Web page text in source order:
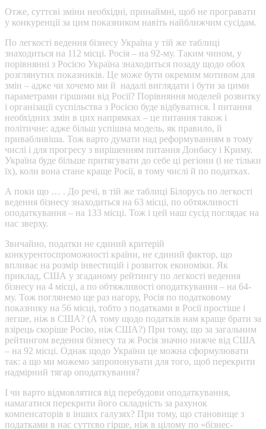
Отже, суттєві зміни необхідні, принаймні, щоб не програвати
у конкуренції за цим показником навіть найближчим сусідам.
По легкості ведення бізнесу Україна у тій же таблиці
знаходиться на 112 місці. Росія – на 92-му. Таким чином, у
порівнянні з Росією Україна знаходиться позаду щодо обох
розглянутих показників. Це може бути окремим мотивом для
змін – адже чи хочемо ми й надалі виглядати і бути за цими
параметрами гіршими від Росії? Порівняння моделей розвитку
і організації суспільства з Росією буде відбуватися. І питання
необхідних змін в цих напрямках – це питання також і
політичне: адже більш успішна модель, як правило, й
привабливіша. Тож варто думати над реформуванням в тому
числі і для прогресу з вирішенням питання Донбасу і Криму.
Україна буде більше притягувати до себе ці регіони (і не тільки
їх), коли вона стане краще Росії, в тому числі й по податках.
А поки що … . До речі, в тій же таблиці Білорусь по легкості
ведення бізнесу знаходиться на 63 місці, по обтяжливості
оподаткування – на 133 місці. Тож і цей наш сусід поглядає на
нас зверху.
Звичайно, податки не єдиний критерій
конкурентоспроможності країни, не єдиний фактор, що
впливає на розмір інвестицій і розвиток економіки. Як
приклад, США у згаданому рейтингу по легкості ведення
бізнесу на 4 місці, а по обтяжливості оподаткування – на 64-
му. Тож поглянемо ще раз нагору, Росія по податковому
показнику на 56 місці, тобто з податками в Росії простіше і
легше, ніж в США? (А тому щодо податків нам краще брати за
взірець скоріше Росію, ніж США?) При тому, що за загальним
рейтингом ведення бізнесу та ж Росія значно нижче від США
– на 92 місці. Однак щодо України це можна сформулювати
так: а що ми можемо запропонувати для того, щоб перекрити
надмірний тягар оподаткування?
І чи варто відмовлятися від перебудови оподаткування,
намагатися перекрити його складність за рахунок
компенсаторів в інших галузях? При тому, що становище з
податками в нас суттєво гірше, ніж в цілому по «бізнес-